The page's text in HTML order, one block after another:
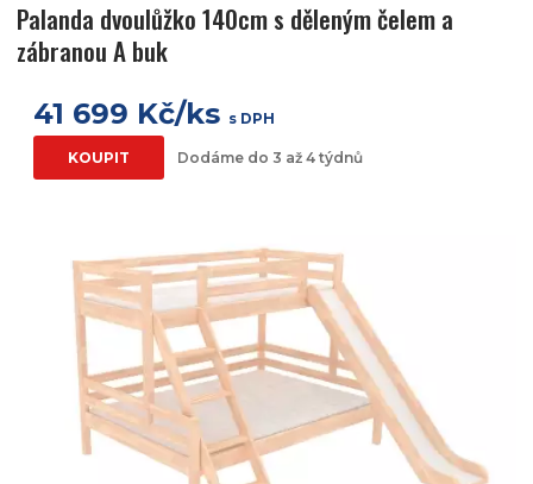
Palanda dvoulůžko 140cm s děleným čelem a
zábranou A buk
41 699 Kč/ks s DPH
KOUPIT Dodáme do 3 až 4 týdnů